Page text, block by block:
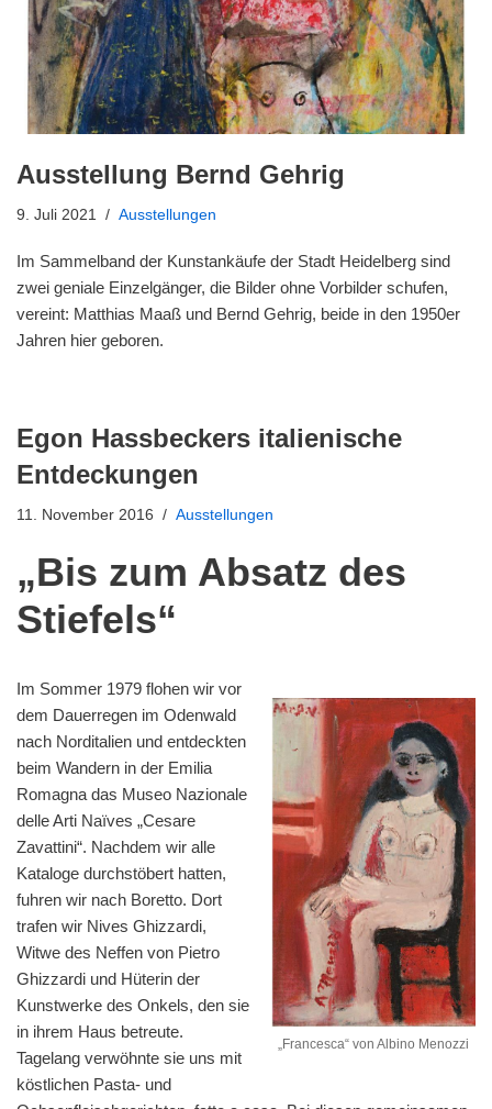
Ausstellung Bernd Gehrig
9. Juli 2021 Ausstellungen
Im Sammelband der Kunstankäufe der Stadt Heidelberg sind
zwei geniale Einzelgänger, die Bilder ohne Vorbilder schufen,
vereint: Matthias Maaß und Bernd Gehrig, beide in den 1950er
Jahren hier geboren.
Egon Hassbeckers italienische
Entdeckungen
11. November 2016 Ausstellungen
„Bis zum Absatz des
Stiefels“
„Francesca“ von Albino Menozzi
Im Sommer 1979 flohen wir vor
dem Dauerregen im Odenwald
nach Norditalien und entdeckten
beim Wandern in der Emilia
Romagna das Museo Nazionale
delle Arti Naïves „Cesare
Zavattini“. Nachdem wir alle
Kataloge durchstöbert hatten,
fuhren wir nach Boretto. Dort
trafen wir Nives Ghizzardi,
Witwe des Neffen von Pietro
Ghizzardi und Hüterin der
Kunstwerke des Onkels, den sie
in ihrem Haus betreute.
Tagelang verwöhnte sie uns mit
köstlichen Pasta- und